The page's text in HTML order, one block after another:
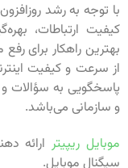
با توجه به رشد
کیفیت ارتباطات،
بهترین راهکار برای
از سرعت و کیفیت
پاسخگویی به سؤالات و
و سازمانی می‌باشد.
موبایل ریپیترارائه
سیگنال موبایل.